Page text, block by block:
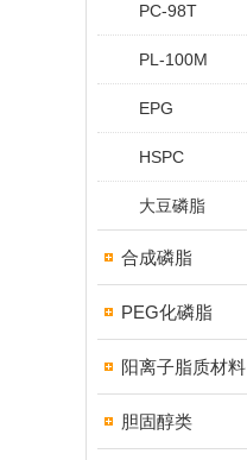
PC-98T
PL-100M
EPG
HSPC
大豆磷脂
合成磷脂
PEG化磷脂
阳离子脂质材料
胆固醇类